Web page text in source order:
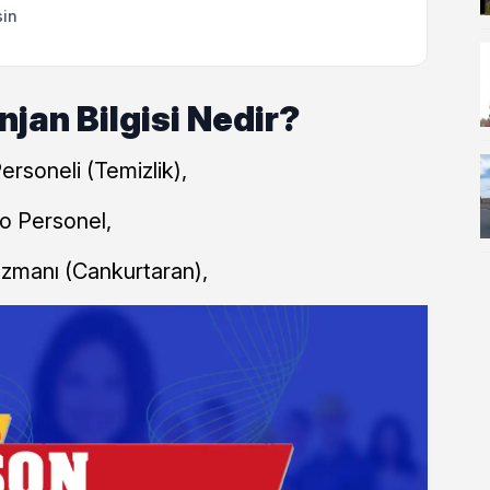
Bilgisi Nedir?
(Temizlik),
Personel,
(Cankurtaran),